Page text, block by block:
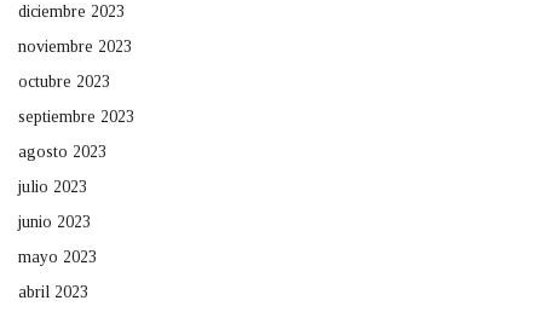
diciembre 2023
noviembre 2023
octubre 2023
septiembre 2023
agosto 2023
julio 2023
junio 2023
mayo 2023
abril 2023